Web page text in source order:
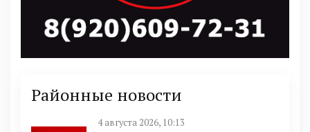
Районные новости
4 августа 2026, 10:13